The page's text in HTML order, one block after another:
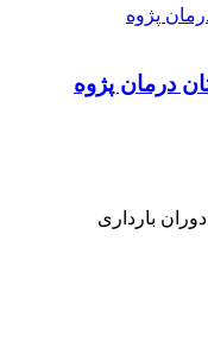
درمان پژوه
بارداری